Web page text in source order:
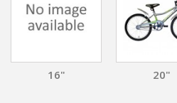
16" 20"